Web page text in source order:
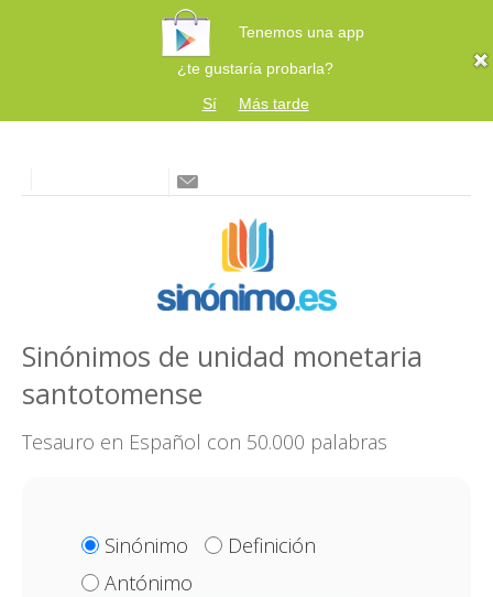
Tenemos una app
¿te gustaría probarla?
Sí
Más tarde
Sinónimos de unidad monetaria
santotomense
Tesauro en Español con 50.000 palabras
Sinónimo
Definición
Antónimo